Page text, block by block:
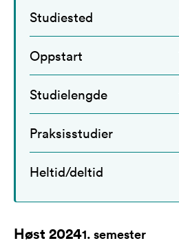
Studiested
Oppstart
Studielengde
Praksisstudier
Heltid/deltid
Høst 20241. semester